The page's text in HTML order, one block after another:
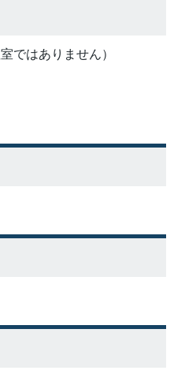
ではありません）